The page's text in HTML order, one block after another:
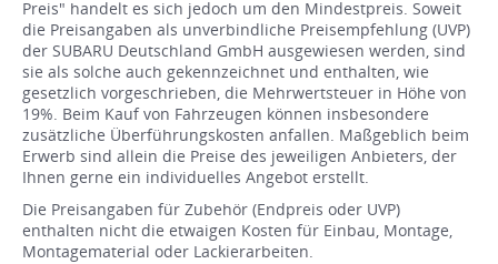
Preis" handelt es sich jedoch um den Mindestpreis. Soweit
die Preisangaben als unverbindliche Preisempfehlung (UVP)
der SUBARU Deutschland GmbH ausgewiesen werden, sind
sie als solche auch gekennzeichnet und enthalten, wie
gesetzlich vorgeschrieben, die Mehrwertsteuer in Höhe von
19%. Beim Kauf von Fahrzeugen können insbesondere
zusätzliche Überführungskosten anfallen. Maßgeblich beim
Erwerb sind allein die Preise des jeweiligen Anbieters, der
Ihnen gerne ein individuelles Angebot erstellt.
Die Preisangaben für Zubehör (Endpreis oder UVP)
enthalten nicht die etwaigen Kosten für Einbau, Montage,
Montagematerial oder Lackierarbeiten.